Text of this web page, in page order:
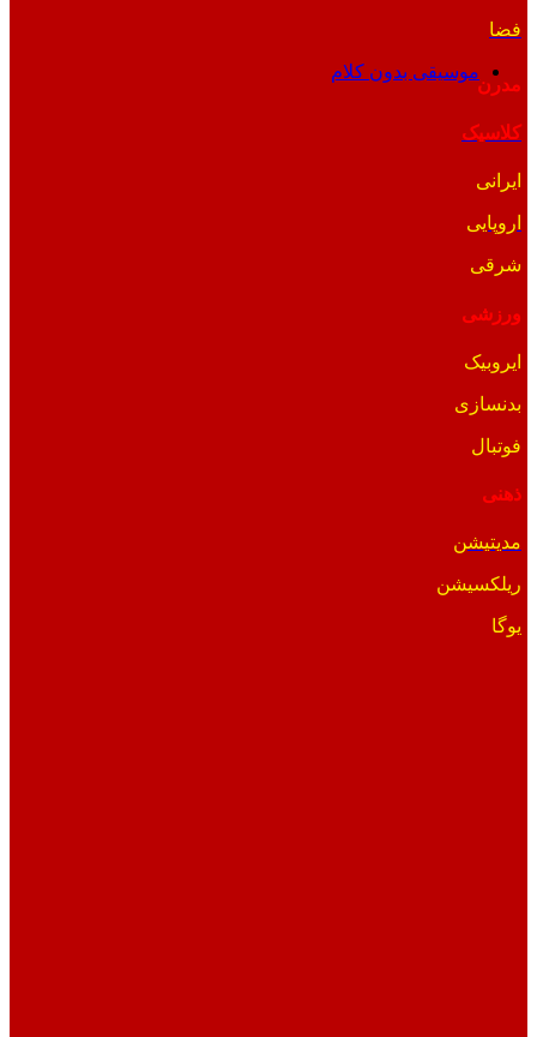
فضا
موسیقی بدون کلام
مدرن
کلاسیک
ایرانی
اروپایی
شرقی
ورزشی
ایروبیک
بدنسازی
فوتبال
ذهنی
مدیتیشن
ریلکسیشن
یوگا